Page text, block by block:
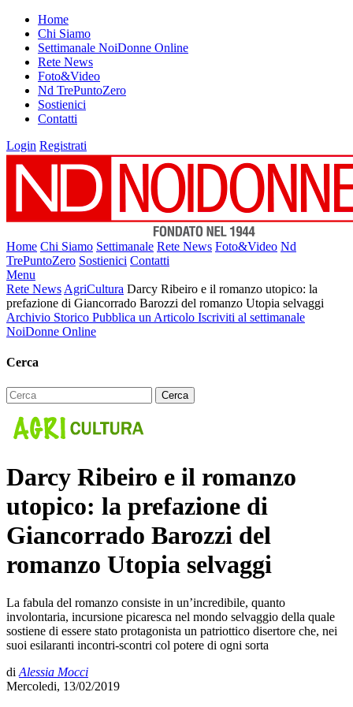
Home
Chi Siamo
Settimanale NoiDonne Online
Rete News
Foto&Video
Nd TrePuntoZero
Sostienici
Contatti
Login Registrati
Home Chi Siamo Settimanale Rete News Foto&Video Nd
TrePuntoZero Sostienici Contatti
Menu
Rete News AgriCultura Darcy Ribeiro e il romanzo utopico: la
prefazione di Giancorrado Barozzi del romanzo Utopia selvaggi
Archivio Storico Pubblica un Articolo Iscriviti al settimanale
NoiDonne Online
Cerca
Darcy Ribeiro e il romanzo
utopico: la prefazione di
Giancorrado Barozzi del
romanzo Utopia selvaggi
La fabula del romanzo consiste in un’incredibile, quanto
involontaria, incursione picaresca nel mondo selvaggio della quale
sostiene di essere stato protagonista un patriottico disertore che, nei
suoi esilaranti incontri-scontri col potere di ogni sorta
diAlessia Mocci
Mercoledi, 13/02/2019